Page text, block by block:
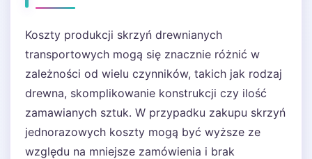
Koszty produkcji skrzyń drewnianych
transportowych mogą się znacznie różnić w
zależności od wielu czynników, takich jak rodzaj
drewna, skomplikowanie konstrukcji czy ilość
zamawianych sztuk. W przypadku zakupu skrzyń
jednorazowych koszty mogą być wyższe ze
względu na mniejsze zamówienia i brak